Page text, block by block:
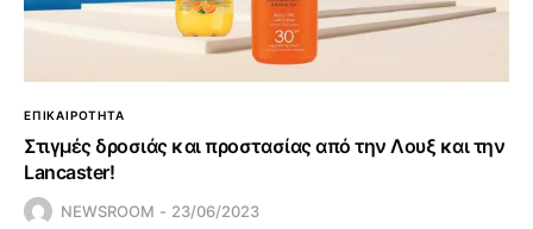
ΕΠΙΚΑΙΡΟΤΗΤΑ
Στιγμές δροσιάς και προστασίας από την Λουξ και την
Lancaster!
NEWSROOM 23/06/2023